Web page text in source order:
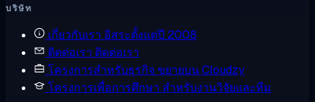
บริษัท
เกี่ยวกับเรา อิสระตั้งแต่ปี 2008
ติดต่อเรา ติดต่อเรา
โครงการสำหรับธุรกิจ ขยายบน Cloudzy
โครงการเพื่อการศึกษา สำหรับงานวิจัยและทีม